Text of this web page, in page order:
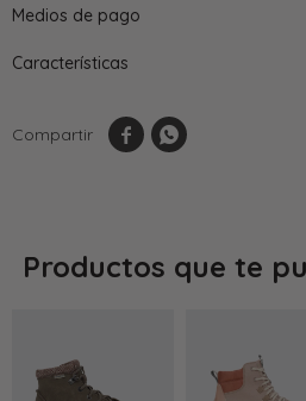
Medios de pago
Características
 
Productos que te